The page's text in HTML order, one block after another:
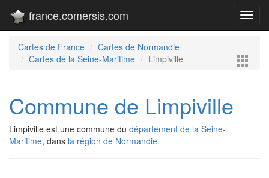
france.comersis.com
Cartes de France
Cartes de Normandie
Cartes de la Seine-Maritime
Limpiville
Commune de Limpiville
Limpiville est une commune du département de la Seine-
Maritime, dans la région de Normandie.